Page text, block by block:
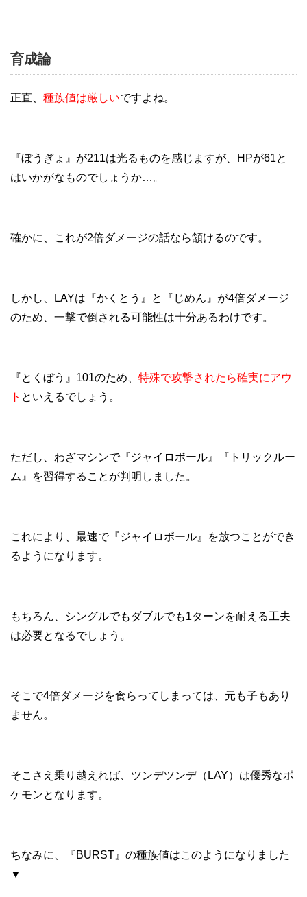
育成論
正直、 種族値は厳しいですよね。
『ぼうぎょ』が211は光るものを感じますが、HPが61と
はいかがなものでしょうか…。
確かに、これが2倍ダメージの話なら頷けるのです。
しかし、LAYは『かくとう』と『じめん』が4倍ダメージ
のため、一撃で倒される可能性は十分あるわけです。
『とくぼう』101のため、 特殊で攻撃されたら確実にアウ
ト といえるでしょう。
ただし、わざマシンで『ジャイロボール』『トリックルー
ム』を習得することが判明しました。
これにより、最速で『ジャイロボール』を放つことができ
るようになります。
もちろん、シングルでもダブルでも1ターンを耐える工夫
は必要となるでしょう。
そこで4倍ダメージを食らってしまっては、元も子もあり
ません。
そこさえ乗り越えれば、ツンデツンデ（LAY）は優秀なポ
ケモンとなります。
ちなみに、『BURST』の種族値はこのようになりました
▼